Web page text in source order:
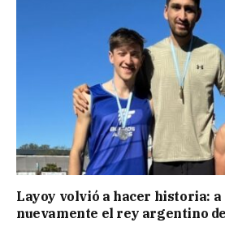
Layoy volvió a hacer historia: a
nuevamente el rey argentino